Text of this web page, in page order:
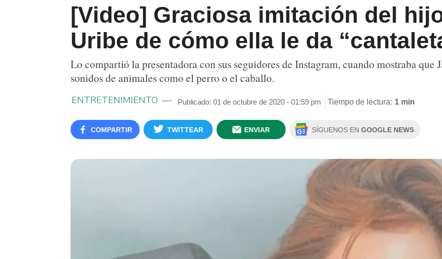
[Video] Graciosa imitación del
Uribe de cómo ella le da
Lo compartió la presentadora con sus seguidores de Instagram, cuando mostraba que
sonidos de animales como el perro o el caballo.
ENTRETENIMIENTO Publicado: 01 de octubre de 2020 - 01:59 pm Tiempo de lectura: 1 min
COMPARTIR TWITTEAR ENVIAR SÍGUENOS EN GOOGLE NEWS